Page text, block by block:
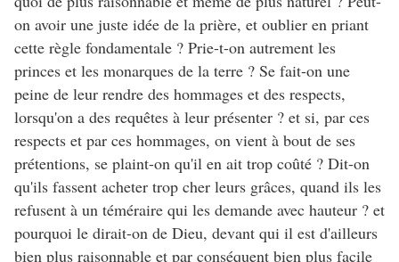
on avoir une juste idée de la prière, et oublier en priant
cette règle fondamentale ? Prie-t-on autrement les
princes et les monarques de la terre ? Se fait-on une
peine de leur rendre des hommages et des respects,
lorsqu'on a des requêtes à leur présenter ? et si, par ces
respects et par ces hommages, on vient à bout de ses
prétentions, se plaint-on qu'il en ait trop coûté ? Dit-on
qu'ils fassent acheter trop cher leurs grâces, quand ils les
refusent à un téméraire qui les demande avec hauteur ? et
pourquoi le dirait-on de Dieu, devant qui il est d'ailleurs
bien plus raisonnable et par conséquent bien plus facile